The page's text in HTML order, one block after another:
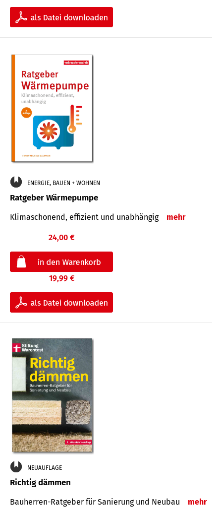
ENERGIE, BAUEN + WOHNEN
Ratgeber Wärmepumpe
Klimaschonend, effizient und unabhängig mehr
24,00 €
19,99 €
NEUAUFLAGE
Richtig dämmen
Bauherren-Ratgeber für Sanierung und Neubau mehr